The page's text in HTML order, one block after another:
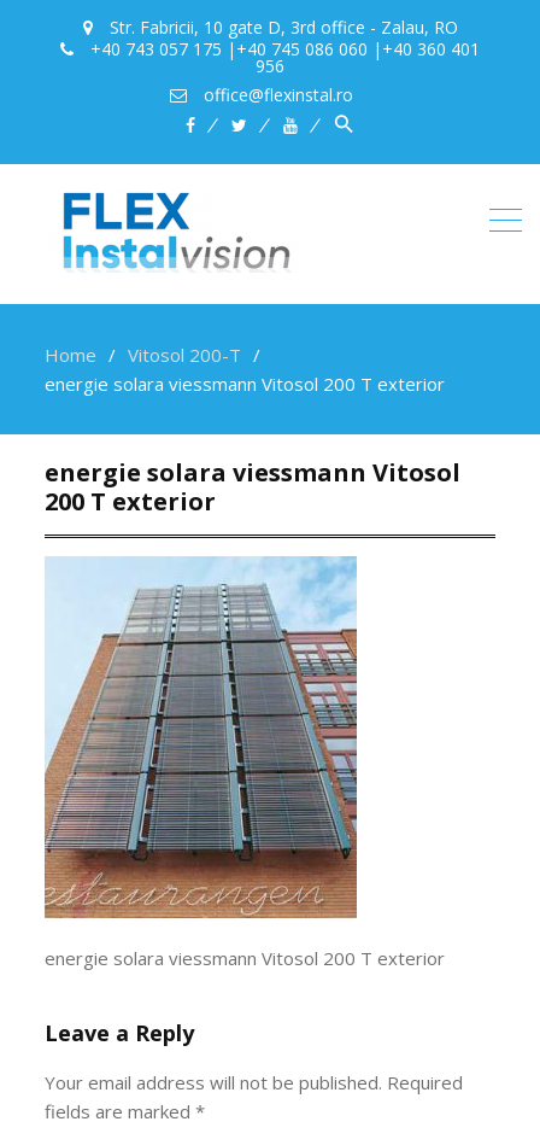
Str. Fabricii, 10 gate D, 3rd office - Zalau, RO
+40 743 057 175 |+40 745 086 060 |+40 360 401
956
office@flexinstal.ro
facebooktwitteryoutube
Search
Search Button
Home
Vitosol 200-T
energie solara viessmann Vitosol 200 T exterior
energie solara viessmann Vitosol
200 T exterior
energie solara viessmann Vitosol 200 T exterior
Leave a Reply
Your email address will not be published. Required
fields are marked*